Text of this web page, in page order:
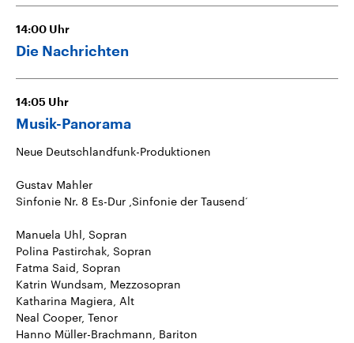
14:00 Uhr
Die Nachrichten
14:05 Uhr
Musik-Panorama
Neue Deutschlandfunk-Produktionen
Gustav Mahler
Sinfonie Nr. 8 Es-Dur ,Sinfonie der Tausend‘
Manuela Uhl, Sopran
Polina Pastirchak, Sopran
Fatma Said, Sopran
Katrin Wundsam, Mezzosopran
Katharina Magiera, Alt
Neal Cooper, Tenor
Hanno Müller-Brachmann, Bariton